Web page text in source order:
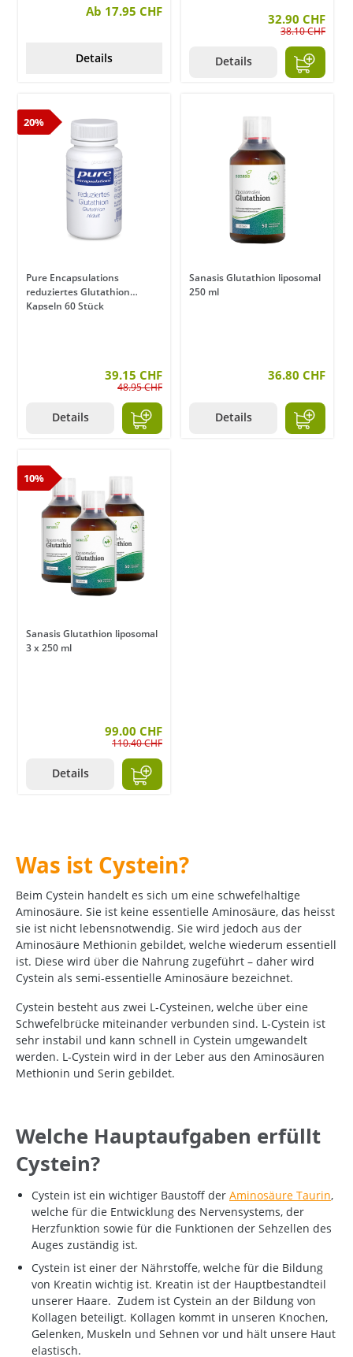
Ab 17.95 CHF
Details
32.90 CHF
38.10 CHF
Details
20%
Pure Encapsulations
reduziertes Glutathion
Kapseln 60 Stück
39.15 CHF
48.95 CHF
Details
Sanasis Glutathion liposomal
250 ml
36.80 CHF
Details
10%
Sanasis Glutathion liposomal
3 x 250 ml
99.00 CHF
110.40 CHF
Details
Was ist Cystein?
Beim Cystein handelt es sich um eine schwefelhaltige
Aminosäure. Sie ist keine essentielle Aminosäure, das heisst
sie ist nicht lebensnotwendig. Sie wird jedoch aus der
Aminosäure Methionin gebildet, welche wiederum essentiell
ist. Diese wird über die Nahrung zugeführt – daher wird
Cystein als semi-essentielle Aminosäure bezeichnet.
Cystein besteht aus zwei L-Cysteinen, welche über eine
Schwefelbrücke miteinander verbunden sind. L-Cystein ist
sehr instabil und kann schnell in Cystein umgewandelt
werden. L-Cystein wird in der Leber aus den Aminosäuren
Methionin und Serin gebildet.
Welche Hauptaufgaben erfüllt
Cystein?
Cystein ist ein wichtiger Baustoff der Aminosäure Taurin,
welche für die Entwicklung des Nervensystems, der
Herzfunktion sowie für die Funktionen der Sehzellen des
Auges zuständig ist.
Cystein ist einer der Nährstoffe, welche für die Bildung
von Kreatin wichtig ist. Kreatin ist der Hauptbestandteil
unserer Haare. Zudem ist Cystein an der Bildung von
Kollagen beteiligt. Kollagen kommt in unseren Knochen,
Gelenken, Muskeln und Sehnen vor und hält unsere Haut
elastisch.